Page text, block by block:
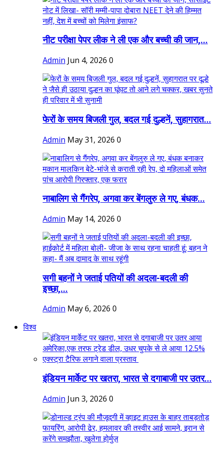
नीट परीक्षा पेपर लीक ने ली एक और बच्ची की जान,...
Admin Jun 4, 2026 0
फेरों के समय बिजली गुल, बदल गई दुल्हनें, सुहागरात...
Admin May 31, 2026 0
नाबालिग से गैंगरेप, अगवा कर बेंगलुरु ले गए, बंधक...
Admin May 14, 2026 0
सगी बहनों ने जताई पतियों की अदला-बदली की
इच्छा,...
Admin May 6, 2026 0
विश्व
इंडियन मार्केट पर खतरा, भारत से दगाबाजी पर उतर...
Admin Jun 3, 2026 0